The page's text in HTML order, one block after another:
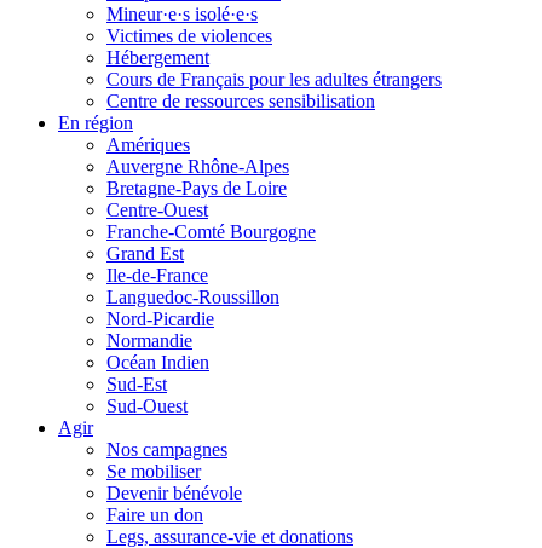
Mineur·e·s isolé·e·s
Victimes de violences
Hébergement
Cours de Français pour les adultes étrangers
Centre de ressources sensibilisation
En région
Amériques
Auvergne Rhône-Alpes
Bretagne-Pays de Loire
Centre-Ouest
Franche-Comté Bourgogne
Grand Est
Ile-de-France
Languedoc-Roussillon
Nord-Picardie
Normandie
Océan Indien
Sud-Est
Sud-Ouest
Agir
Nos campagnes
Se mobiliser
Devenir bénévole
Faire un don
Legs, assurance-vie et donations